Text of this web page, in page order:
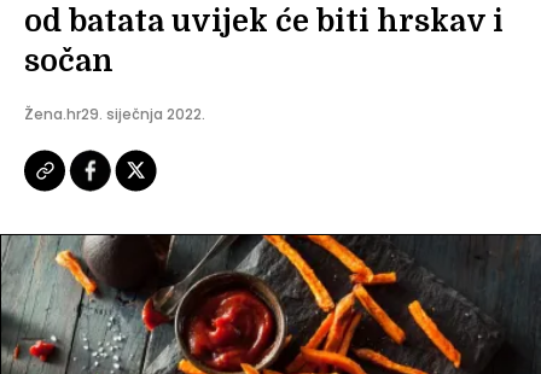
od batata uvijek će biti hrskav i
sočan
Žena.hr29. siječnja 2022.